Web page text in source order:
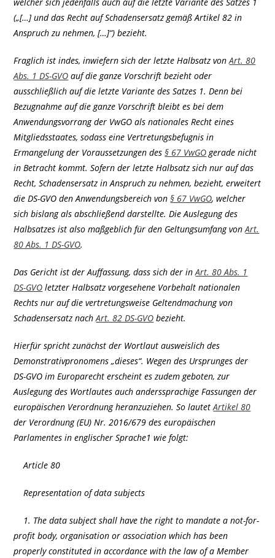
welcher sich jedenfalls auch auf die letzte Variante des Satzes 1
(„[…] und das Recht auf Schadensersatz gemäß Artikel 82 in
Anspruch zu nehmen, […]“) bezieht.
Fraglich ist indes, inwiefern sich der letzte Halbsatz vonArt. 80
Abs. 1 DS-GVO auf die ganze Vorschrift bezieht oder
ausschließlich auf die letzte Variante des Satzes 1. Denn bei
Bezugnahme auf die ganze Vorschrift bleibt es bei dem
Anwendungsvorrang der VwGO als nationales Recht eines
Mitgliedsstaates, sodass eine Vertretungsbefugnis in
Ermangelung der Voraussetzungen des§ 67 VwGOgerade nicht
in Betracht kommt. Sofern der letzte Halbsatz sich nur auf das
Recht, Schadensersatz in Anspruch zu nehmen, bezieht, erweitert
die DS-GVO den Anwendungsbereich von§ 67 VwGO, welcher
sich bislang als abschließend darstellte. Die Auslegung des
Halbsatzes ist also maßgeblich für den Geltungsumfang vonArt.
80 Abs. 1 DS-GVO.
Das Gericht ist der Auffassung, dass sich der inArt. 80 Abs. 1
DS-GVO letzter Halbsatz vorgesehene Vorbehalt nationalen
Rechts nur auf die vertretungsweise Geltendmachung von
Schadensersatz nachArt. 82 DS-GVO bezieht.
Hierfür spricht zunächst der Wortlaut ausweislich des
Demonstrativpronomens „dieses“. Wegen des Ursprunges der
DS-GVO im Europarecht erscheint es zudem geboten, zur
Auslegung des Wortlautes auch anderssprachige Fassungen der
europäischen Verordnung heranzuziehen. So lautetArtikel 80
der Verordnung (EU) Nr. 2016/679 des europäischen
Parlamentes in englischer Sprache1 wie folgt:
Article 80
Representation of data subjects
1. The data subject shall have the right to mandate a not-for-
profit body, organisation or association which has been
properly constituted in accordance with the law of a Member